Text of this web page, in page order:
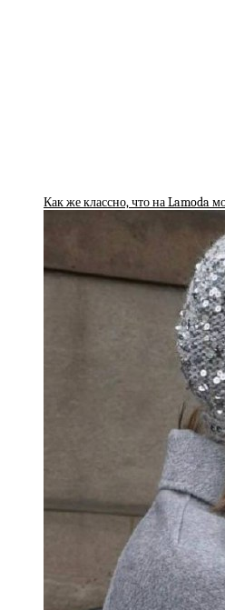
Как же классно, что на Lamoda